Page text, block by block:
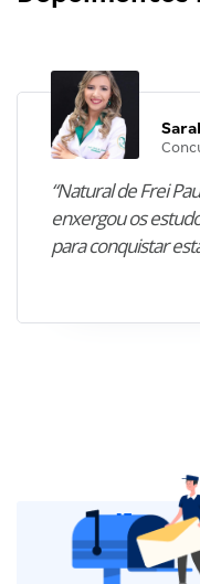
“Natural de Frei
enxergou os
para conquistar